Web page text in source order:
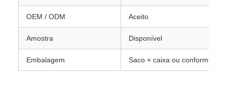
OEM / ODM Aceito
Amostra Disponível
Embalagem Saco + caixa ou conforme